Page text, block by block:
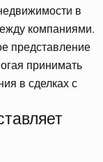
в
компаниями.
представление
принимать
в сделках с